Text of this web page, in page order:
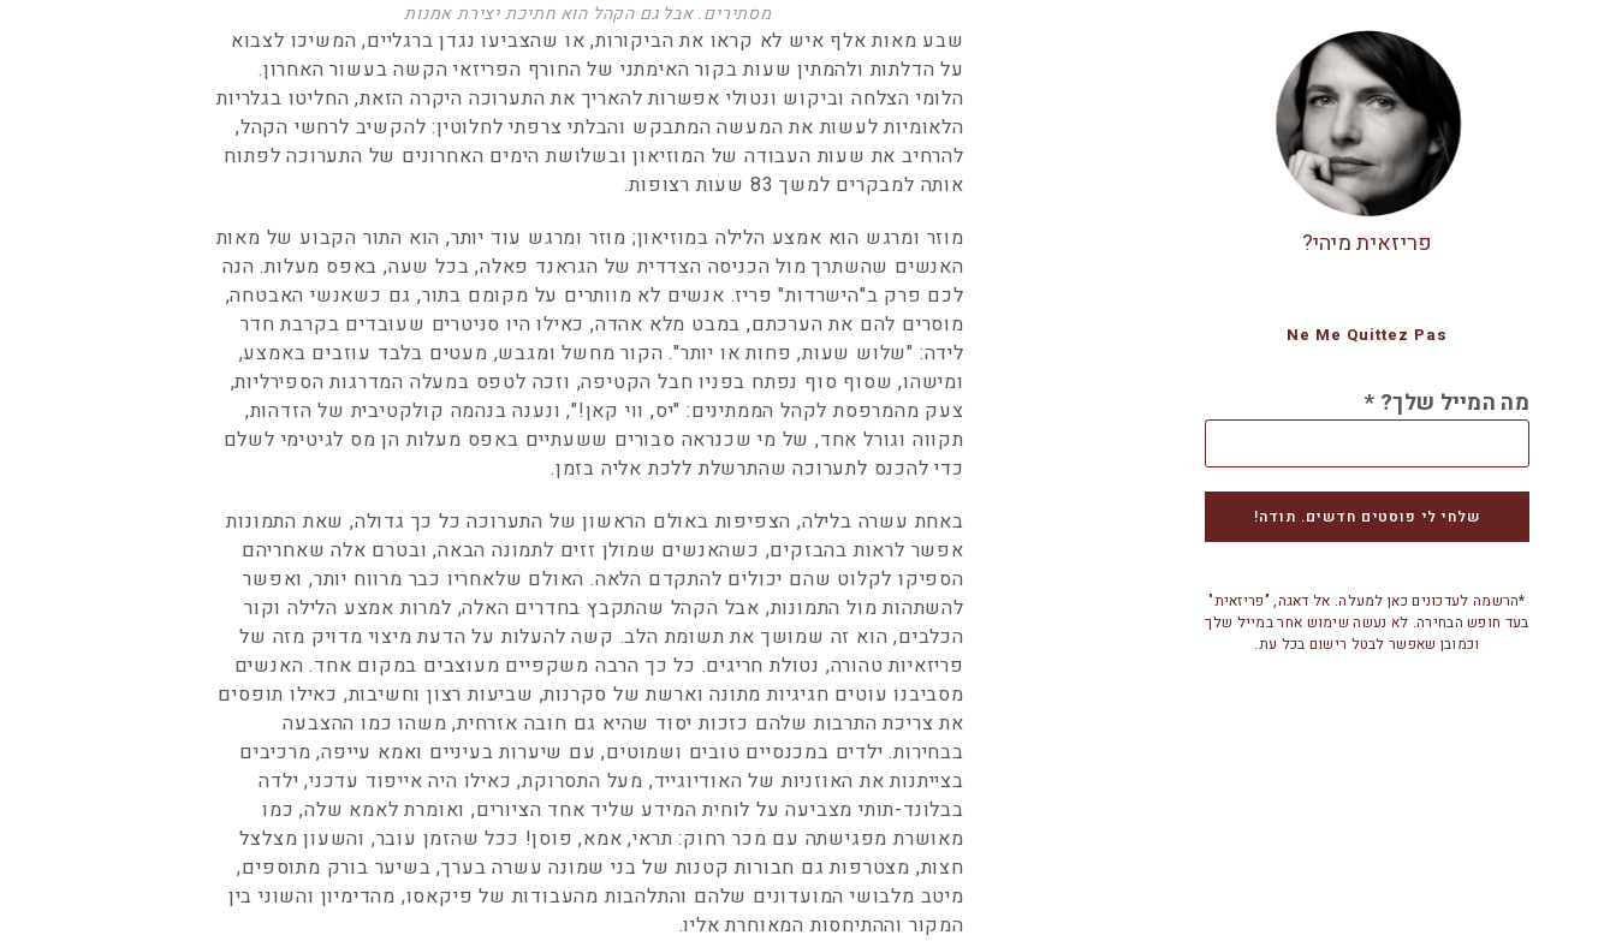
מסתירים. אבל גם הקהל הוא חתיכת יצירת אמנות
שבע מאות אלף איש לא קראו את הביקורות, או שהצביעו נגדן ברגליים, המשיכו לצבוא
על הדלתות ולהמתין שעות בקור האימתני של החורף הפריזאי הקשה בעשור האחרון.
הלומי הצלחה וביקוש ונטולי אפשרות להאריך את התערוכה היקרה הזאת, החליטו בגלריות
הלאומיות לעשות את המעשה המתבקש והבלתי צרפתי לחלוטין: להקשיב לרחשי הקהל,
להרחיב את שעות העבודה של המוזיאון ובשלושת הימים האחרונים של התערוכה לפתוח
אותה למבקרים למשך 83 שעות רצופות.
מוזר ומרגש הוא אמצע הלילה במוזיאון; מוזר ומרגש עוד יותר, הוא התור הקבוע של מאות
האנשים שהשתרך מול הכניסה הצדדית של הגראנד פאלה, בכל שעה, באפס מעלות. הנה
לכם פרק ב"הישרדות" פריז. אנשים לא מוותרים על מקומם בתור, גם כשאנשי האבטחה,
מוסרים להם את הערכתם, במבט מלא אהדה, כאילו היו סניטרים שעובדים בקרבת חדר
לידה: "שלוש שעות, פחות או יותר". הקור מחשל ומגבש, מעטים בלבד עוזבים באמצע,
ומישהו, שסוף סוף נפתח בפניו חבל הקטיפה, וזכה לטפס במעלה המדרגות הספירליות,
צעק מהמרפסת לקהל הממתינים: "יס, ווי קאן!", ונענה בנהמה קולקטיבית של הזדהות,
תקווה וגורל אחד, של מי שכנראה סבורים ששעתיים באפס מעלות הן מס לגיטימי לשלם
כדי להכנס לתערוכה שהתרשלת ללכת אליה בזמן.
באחת עשרה בלילה, הצפיפות באולם הראשון של התערוכה כל כך גדולה, שאת התמונות
אפשר לראות בהבזקים, כשהאנשים שמולן זזים לתמונה הבאה, ובטרם אלה שאחריהם
הספיקו לקלוט שהם יכולים להתקדם הלאה. האולם שלאחריו כבר מרווח יותר, ואפשר
להשתהות מול התמונות, אבל הקהל שהתקבץ בחדרים האלה, למרות אמצע הלילה וקור
הכלבים, הוא זה שמושך את תשומת הלב. קשה להעלות על הדעת מיצוי מדויק מזה של
פריזאיות טהורה, נטולת חריגים. כל כך הרבה משקפיים מעוצבים במקום אחד. האנשים
מסביבנו עוטים חגיגיות מתונה וארשת של סקרנות, שביעות רצון וחשיבות, כאילו תופסים
את צריכת התרבות שלהם כזכות יסוד שהיא גם חובה אזרחית, משהו כמו ההצבעה
בבחירות. ילדים במכנסיים טובים ושמוטים, עם שיערות בעיניים ואמא עייפה, מרכיבים
בצייתנות את האוזניות של האודיוגייד, מעל התסרוקת, כאילו היה אייפוד עדכני, ילדה
בבלונד-תותי מצביעה על לוחית המידע שליד אחד הציורים, ואומרת לאמא שלה, כמו
מאושרת מפגישתה עם מכר רחוק: תראי, אמא, פוסן! ככל שהזמן עובר, והשעון מצלצל
חצות, מצטרפות גם חבורות קטנות של בני שמונה עשרה בערך, בשיער בורק מתוספים,
מיטב מלבושי המועדונים שלהם והתלהבות מהעבודות של פיקאסו, מהדימיון והשוני בין
המקור וההתיחסות המאוחרת אליו.
פריזאית מיהי?
Ne Me Quittez Pas
מה המייל שלך? *
*הרשמה לעדכונים כאן למעלה. אל דאגה, "פריזאית"
בעד חופש הבחירה. לא נעשה שימוש אחר במייל שלך
וכמובן שאפשר לבטל רישום בכל עת.